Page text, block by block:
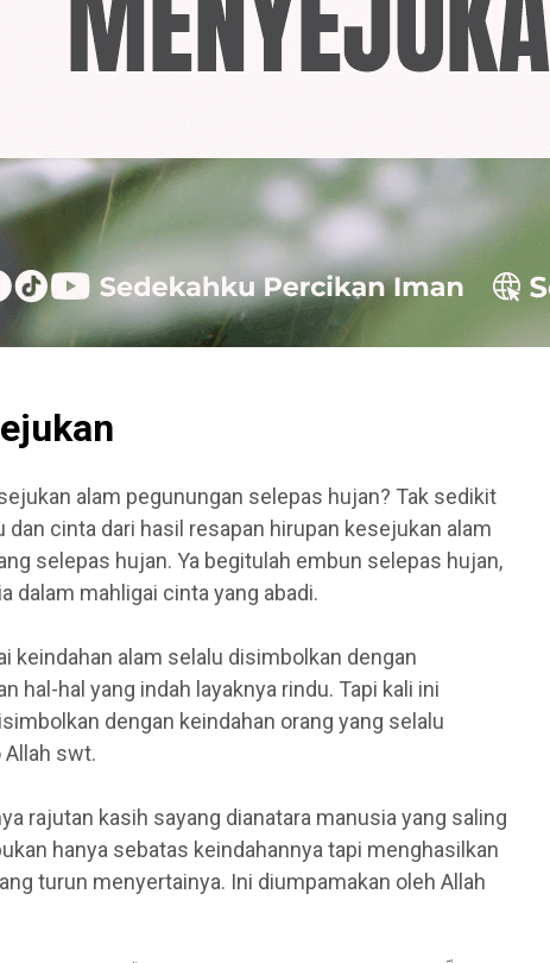
alam pegunungan selepas hujan? Tak sedikit
cinta dari hasil resapan hirupan kesejukan alam
selepas hujan. Ya begitulah embun selepas hujan,
dalam mahligai cinta yang abadi.
keindahan alam selalu disimbolkan dengan
hal-hal yang indah layaknya rindu. Tapi kali ini
dengan keindahan orang yang selalu
swt.
rajutan kasih sayang dianatara manusia yang saling
hanya sebatas keindahannya tapi menghasilkan
turun menyertainya. Ini diumpamakan oleh Allah